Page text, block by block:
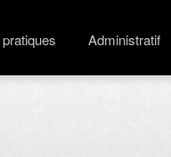
Administratif